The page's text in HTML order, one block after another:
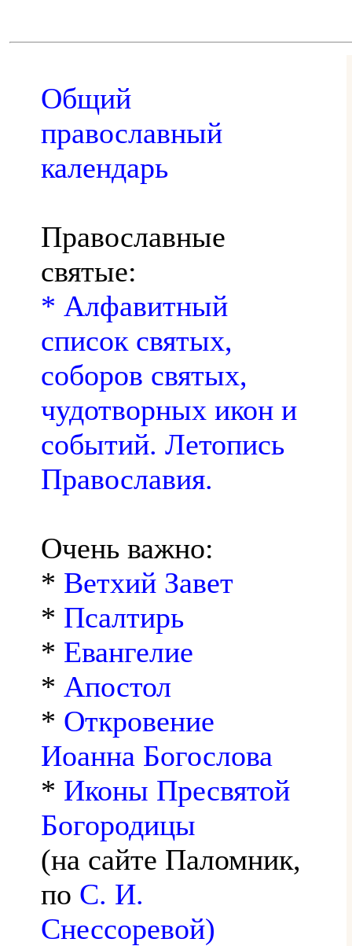
Общий
православный
календарь
Православные
святые:
* Алфавитный
список святых,
соборов святых,
чудотворных икон и
событий. Летопись
Православия.
Очень важно:
* Ветхий Завет
* Псалтирь
* Евангелие
* Апостол
* Откровение
Иоанна Богослова
* Иконы Пресвятой
Богородицы
(на сайте Паломник,
по С. И.
Снессоревой)